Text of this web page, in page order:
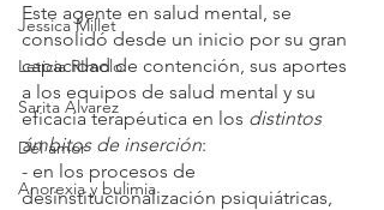
Jessica Millet
Leticia RImolo
Sarita Alvarez
Del amor
Anorexia y bulimia
Este agente en salud mental, se
consolidó desde un inicio por su gran
capacidad de contención, sus aportes
a los equipos de salud mental y su
eficacia terapéutica en los distintos
ámbitos de inserción:
- en los procesos de
desinstitucionalización psiquiátricas,